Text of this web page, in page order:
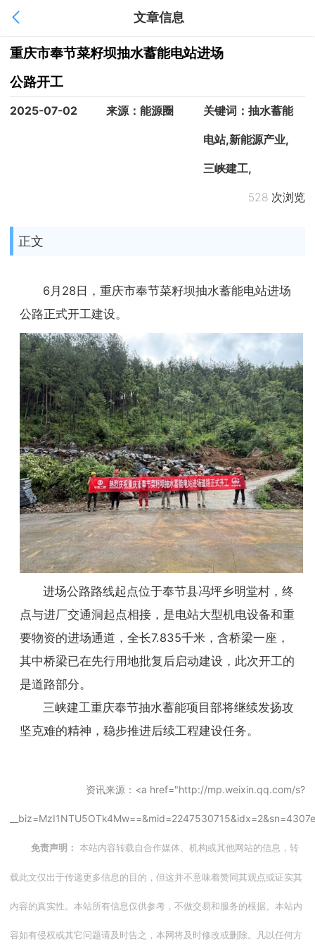
文章信息
重庆市奉节菜籽坝抽水蓄能电站进场
公路开工
2025-07-02 来源：能源圈 关键词：抽水蓄能
电站,新能源产业,
三峡建工,
528 次浏览
正文
6月28日，重庆市奉节菜籽坝抽水蓄能电站进场
公路正式开工建设。
进场公路路线起点位于奉节县冯坪乡明堂村，终
点与进厂交通洞起点相接，是电站大型机电设备和重
要物资的进场通道，全长7.835千米，含桥梁一座，
其中桥梁已在先行用地批复后启动建设，此次开工的
是道路部分。
三峡建工重庆奉节抽水蓄能项目部将继续发扬攻
坚克难的精神，稳步推进后续工程建设任务。
资讯来源：<a href="http://mp.weixin.qq.com/s?
免责声明： 本站内容转载自合作媒体、机构或其他网站的信息，转
载此文仅出于传递更多信息的目的，但这并不意味着赞同其观点或证实其
内容的真实性。本站所有信息仅供参考，不做交易和服务的根据。本站内
容如有侵权或其它问题请及时告之，本网将及时修改或删除。凡以任何方